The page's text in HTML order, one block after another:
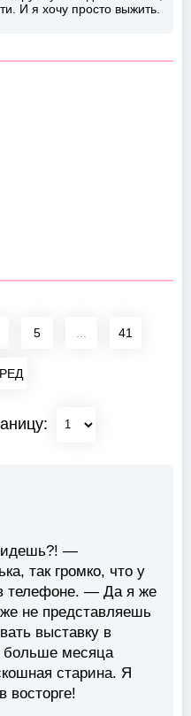
И я хочу просто выжить.
5 41
—
так громко, что у
телефоне. — Да я же
не представляешь
выставку в
больше месяца
старина. Я
восторге!